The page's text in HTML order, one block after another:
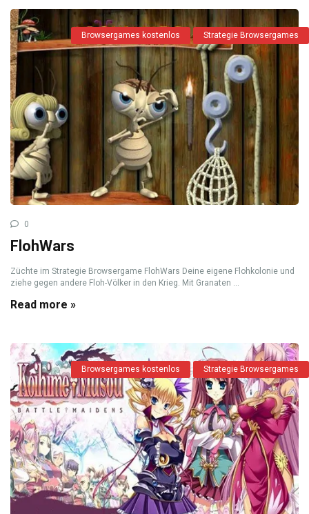
Browsergames kostenlos Strategie Browsergames
0
FlohWars
Züchte im Strategie Browsergame FlohWars Deine eigene Flohkolonie und
ziehe gegen andere Floh-Völker in den Krieg. Mit Granaten ...
Read more »
Browsergames kostenlos Strategie Browsergames